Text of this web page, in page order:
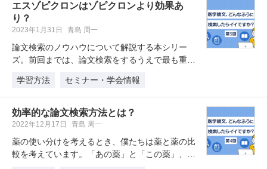
エスゾピクロンはゾピクロンより効果あ
り？
2023年1月31日 青島 周一
論文検索のノウハウについて解説する本シリー
ズ。前回までは、論文検索をするうえで最も重要
学習方法
セミナー・学会情報
効率的な論文検索方法とは？
2022年12月17日 青島 周一
薬の使い分けを考えるとき、僕たちは薬と薬の比
較を考えています。「あの薬」と「この薬」、い